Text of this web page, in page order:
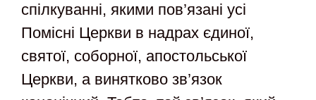
спілкуванні, якими пов’язані усі
Помісні Церкви в надрах єдиної,
святої, соборної, апостольської
Церкви, а винятково зв’язок